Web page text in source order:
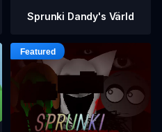
Sprunki Dandy's Värld